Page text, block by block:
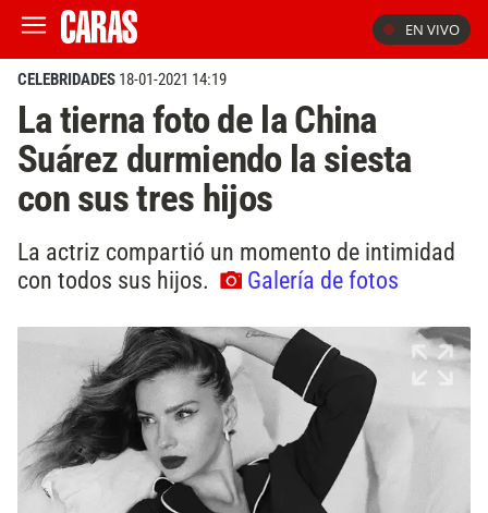
EN VIVO
CELEBRIDADES 18-01-2021 14:19
La tierna foto de la China
Suárez durmiendo la siesta
con sus tres hijos
La actriz compartió un momento de intimidad
con todos sus hijos.
Galería de fotos